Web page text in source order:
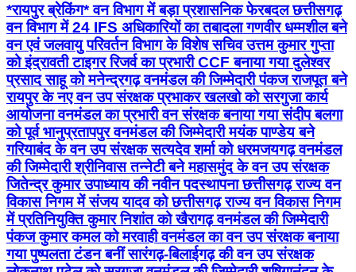
*रायपुर ब्रेकिंग* वन विभाग में बड़ा प्रशासनिक फेरबदल छत्तीसगढ़
वन विभाग में 24 IFS अधिकारियों का तबादला गणवीर धम्मशील बने
वन एवं जलवायु परिवर्तन विभाग के विशेष सचिव उत्तम कुमार गुप्ता
को इंद्रावती टाइगर रिजर्व का प्रभारी CCF बनाया गया दुलेश्वर
प्रसाद साहू को मनेन्द्रगढ़ वनमंडल की जिम्मेदारी पंकज राजपूत बने
रायपुर के नए वन उप संरक्षक प्रभाकर खलखो को सरगुजा कार्य
आयोजना वनमंडल का प्रभारी वन संरक्षक बनाया गया संदीप बलगा
को पूर्व भानुप्रतापपुर वनमंडल की जिम्मेदारी मयंक पाण्डेय बने
गरियाबंद के वन उप संरक्षक सत्यदेव शर्मा को धरमजयगढ़ वनमंडल
की जिम्मेदारी श्रीनिवास तन्नेटी बने महासमुंद के वन उप संरक्षक
जितेन्द्र कुमार उपाध्याय की नवीन पदस्थापना छत्तीसगढ़ राज्य वन
विकास निगम में संजय यादव को छत्तीसगढ़ राज्य वन विकास निगम
में प्रतिनियुक्ति कुमार निशांत को खैरागढ़ वनमंडल की जिम्मेदारी
पंकज कुमार कमल को मरवाही वनमंडल का वन उप संरक्षक बनाया
गया पुष्पलता टंडन बनीं सारंगढ़-बिलाईगढ़ की वन उप संरक्षक